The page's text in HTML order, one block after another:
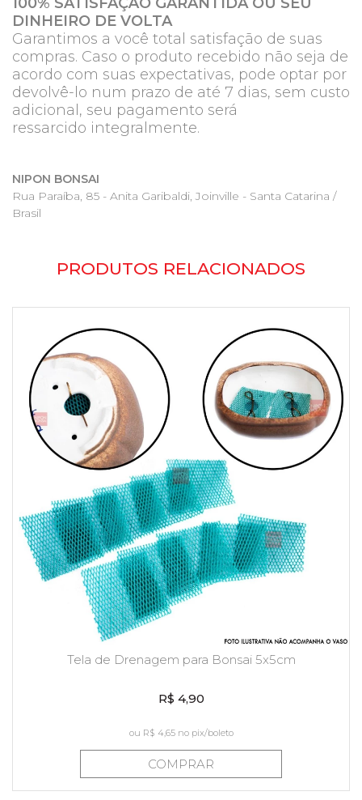
DINHEIRO DE VOLTA
Garantimos a você total satisfação de suas
compras. Caso o produto recebido não seja de
acordo com suas expectativas, pode optar por
devolvê-lo num prazo de até 7 dias, sem custo
adicional, seu pagamento será
ressarcido integralmente.
NIPON BONSAI
Rua Paraíba, 85 - Anita Garibaldi, Joinville - Santa Catarina /
Brasil
PRODUTOS RELACIONADOS
Tela de Drenagem para Bonsai 5x5cm
R$ 4,90
ou R$ 4,65no pix/boleto
COMPRAR